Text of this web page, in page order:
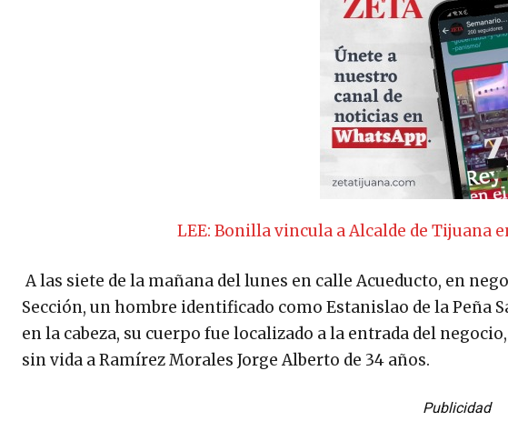
LEE: Bonilla vincula a Alcalde de Tijuana
A las siete de la mañana del lunes en calle Acueducto, en
Sección, un hombre identificado como Estanislao de la Peña
en la cabeza, su cuerpo fue localizado a la entrada del
sin vida a Ramírez Morales Jorge Alberto de 34 años.
Publicidad